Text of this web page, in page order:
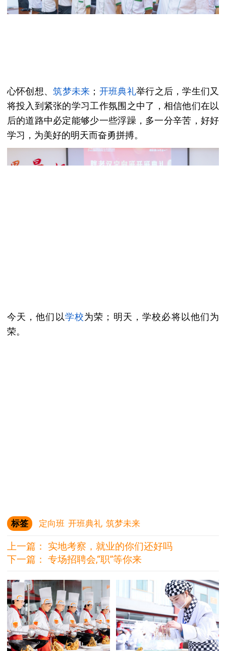
心怀创想、筑梦未来 ； 开班典礼举行之后，学生们又
将投入到紧张的学习工作氛围之中了，相信他们在以
后的道路中必定能够少一些浮躁，多一分辛苦，好好
学习，为美好的明天而奋勇拼搏。
今天，他们以学校为荣；明天，学校必将以他们为
荣。
标签 定向班 开班典礼 筑梦未来
上一篇： 实地考察，就业的你们还好吗
下一篇： 专场招聘会,“职”等你来